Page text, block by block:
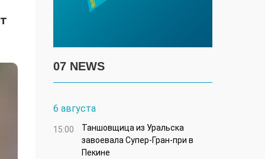
07 NEWS
6 августа
15:00
Таншовщица из Уральска
завоевала Супер-Гран-при в
Пекине